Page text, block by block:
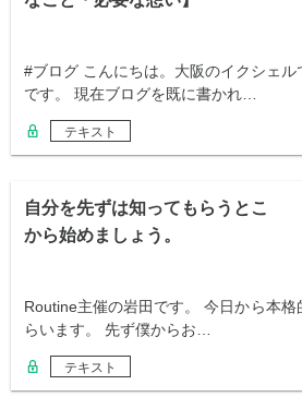
#ブログ こんにちは。大阪のイクシェル
です。 現在ブログを既に書かれ…
テキスト
自分を先ずは知ってもらうとこ
から始めましょう。
Routine主催の岩田です。 今日から本格
らいます。 先ず僕からお…
テキスト